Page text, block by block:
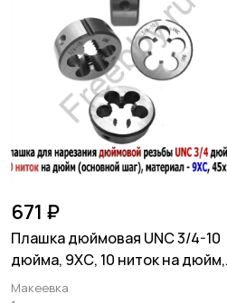
671 ₽
Плашка дюймовая UNC 3/4-10
дюйма, 9ХС, 10 ниток на дюйм,
45/18 мм.
Макеевка